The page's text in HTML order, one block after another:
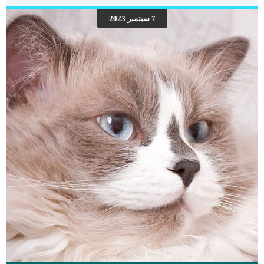
الغدة الدرقية عند الكلاب هذه الاعراض بشأنها ان تدفعك الى زيارة العيادة البيطرية فى
اسرع وقت وهى كالتالى: تورم قوي واضح الضائقة التنفسية علامات فرط نشاط الغدة
الدرقية فقدان الوزن كثرة الأكل الأرقاللهاث الضعف إذا كان الورم سرطانيًا ، فعادةً ما
7 سبتمبر 2023